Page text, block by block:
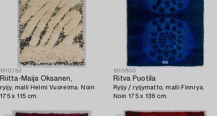
1610782
Riitta-Maija Oksanen,
ryijy, malli Helmi Vuorelma. Noin
175 x 115 cm.
1610800
Ritva Puotila
Ryijy / ryijymatto, malli Finnrya.
Noin 175 x 136 cm.